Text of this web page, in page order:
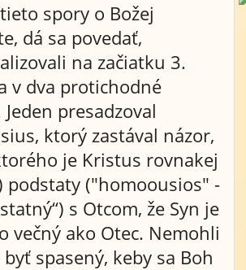
spory o Božej
dá sa povedať,
na začiatku 3.
v dva protichodné
presadzoval
ktorý zastával názor,
je Kristus rovnakej
podstaty ("homoousios" -
s Otcom, že Syn je
večný ako Otec. Nemohli
spasený, keby sa Boh